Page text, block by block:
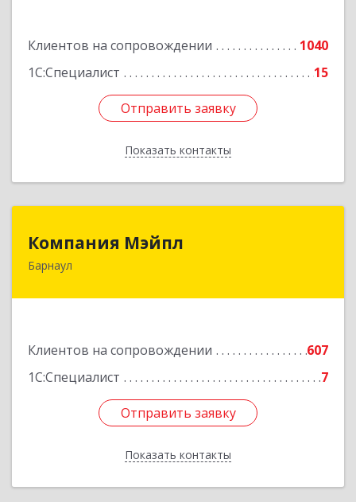
Клиентов на сопровождении
1040
1С:Специалист
15
Отправить заявку
Показать контакты
Отправить заявку
Назад
Компания Мэйпл
Барнаул
Клиентов на сопровождении
607
1С:Специалист
7
Отправить заявку
Показать контакты
Отправить заявку
Назад